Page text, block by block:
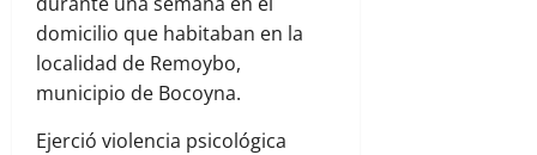
domicilio que habitaban en la
localidad de Remoybo,
municipio de Bocoyna.
Ejerció violencia psicológica